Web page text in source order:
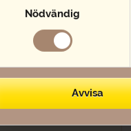
Nödvändig
Avvisa